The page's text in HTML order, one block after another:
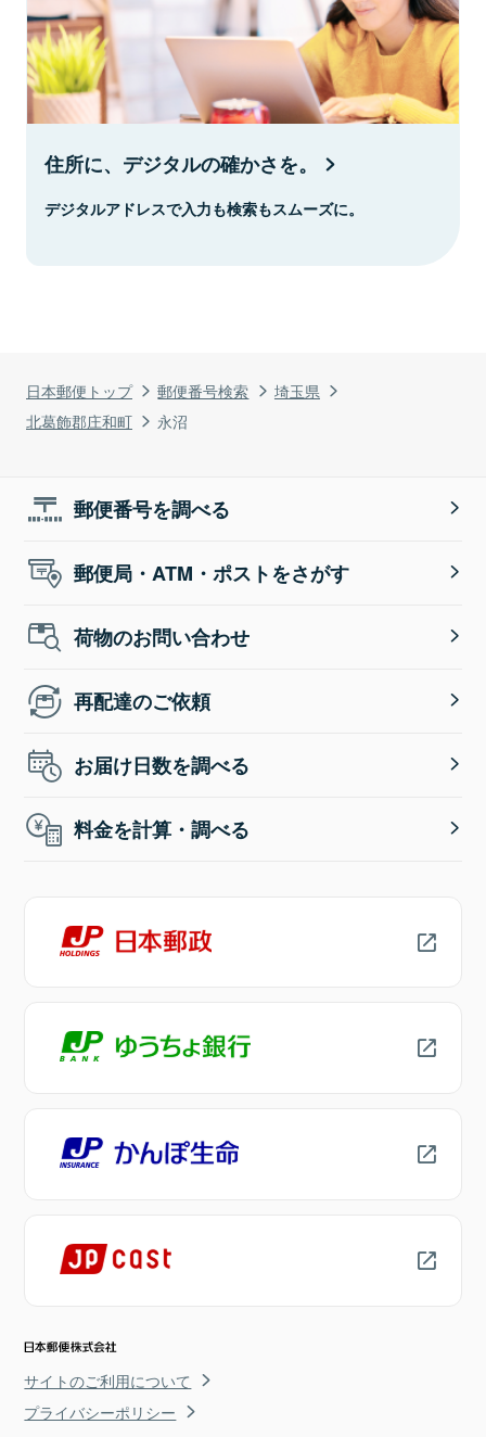
日本郵便トップ 郵便番号検索
埼玉県
北葛飾郡庄和町
永沼
住所に、デジタルの確かさを。
デジタルアドレスで入力も検索もスムーズに。
郵便番号を調べる
郵便局・ATM・ポストをさがす
荷物のお問い合わせ
再配達のご依頼
お届け日数を調べる
料金を計算・調べる
サイトのご利用について
プライバシーポリシー